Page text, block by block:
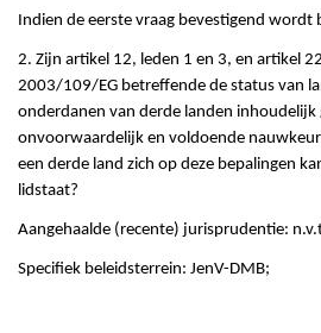
Indien de eerste vraag bevestigend wordt
2. Zijn artikel 12, leden 1 en 3, en artikel
2003/109/EG betreffende de status van
onderdanen van derde landen inhoudelijk
onvoorwaardelijk en voldoende
een derde land zich op deze bepalingen
lidstaat?
Aangehaalde (recente) jurisprudentie:
Specifiek beleidsterrein: JenV-DMB;